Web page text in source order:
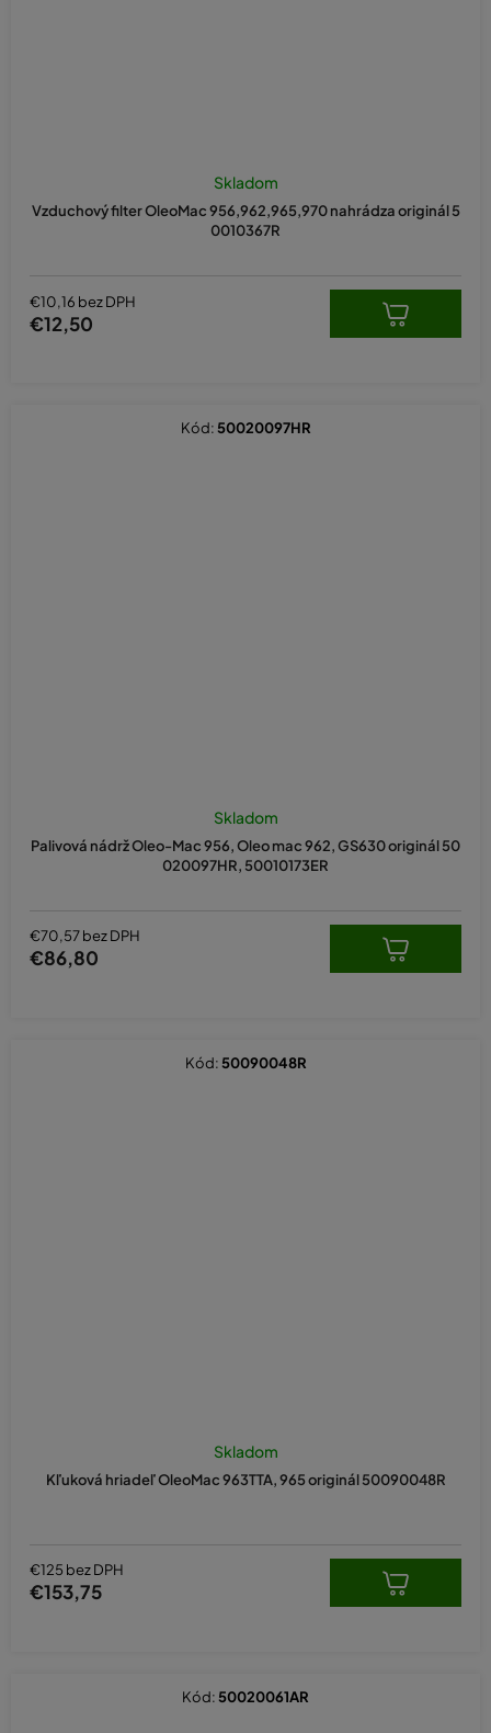
Vzduchový filter OleoMac 956,962,965,970 nahrádza originál 5
0010367R
Skladom
€10,16 bez DPH
€12,50
Palivová nádrž Oleo-Mac 956, Oleo mac 962, GS630 originál 50
020097HR, 50010173ER
Skladom
€70,57 bez DPH
€86,80
Kód: 50020097HR
Kľuková hriadeľ OleoMac 963TTA, 965 originál 50090048R
Skladom
€125 bez DPH
€153,75
Kód: 50090048R
Kód: 50020061AR